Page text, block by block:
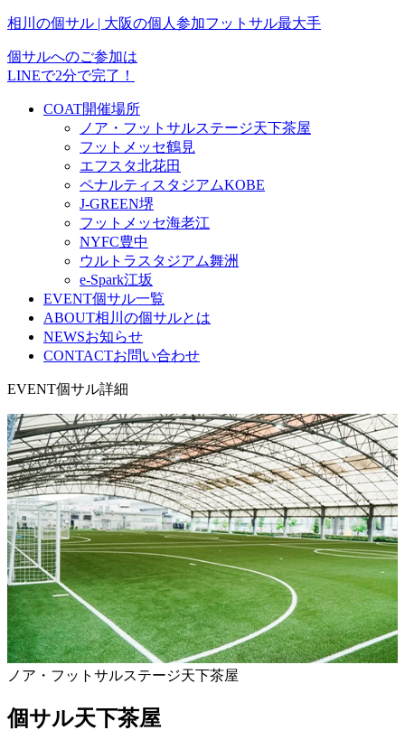
相川の個サル | 大阪の個人参加フットサル最大手
個サルへのご参加は
LINEで2分で完了！
COAT開催場所
ノア・フットサルステージ天下茶屋
フットメッセ鶴見
エフスタ北花田
ペナルティスタジアムKOBE
J-GREEN堺
フットメッセ海老江
NYFC豊中
ウルトラスタジアム舞洲
e-Spark江坂
EVENT個サル一覧
ABOUT相川の個サルとは
NEWSお知らせ
CONTACTお問い合わせ
EVENT個サル詳細
ノア・フットサルステージ天下茶屋
個サル天下茶屋